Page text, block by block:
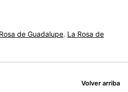
de Guadalupe, La Rosa de
Volver arriba